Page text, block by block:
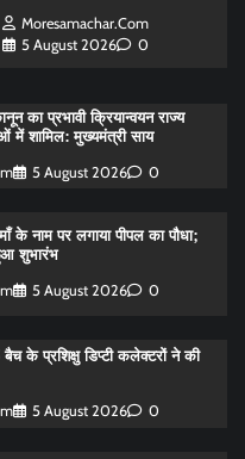
Moresamachar.com
5 August 2026
0
का प्रभावी क्रियान्वयन राज्य
में शामिल: मुख्यमंत्री साय
5 August 2026 0
के नाम पर लगाया पीपल का पौधा;
शुभारंभ
5 August 2026 0
के प्रशिक्षु डिप्टी कलेक्टरों ने की
5 August 2026 0